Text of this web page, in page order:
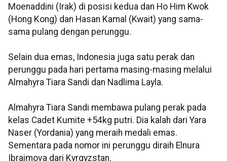
Moenaddini (Irak) di posisi kedua dan Ho Him Kwok
(Hong Kong) dan Hasan Kamal (Kwait) yang sama-
sama pulang dengan perunggu.
Selain dua emas, Indonesia juga satu perak dan
perunggu pada hari pertama masing-masing melalui
Almahyra Tiara Sandi dan Nadlima Layla.
Almahyra Tiara Sandi membawa pulang perak pada
kelas Cadet Kumite +54kg putri. Dia kalah dari Yara
Naser (Yordania) yang meraih medali emas.
Sementara pada nomor ini perunggu diraih Elnura
Ibraimova dari Kyrgyzstan.